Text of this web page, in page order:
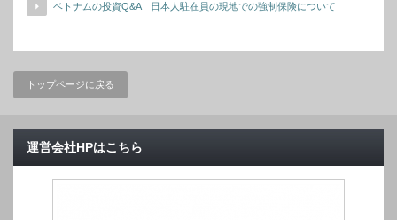
ベトナムの投資Q&A 日本人駐在員の現地での強制保険について
トップページに戻る
運営会社HPはこちら